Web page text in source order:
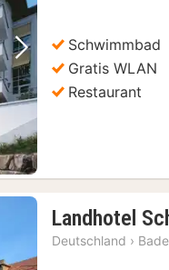
Nächstes Bild
Schwimmbad
Gratis WLAN
Restaurant
Landhotel
Deutschland ›